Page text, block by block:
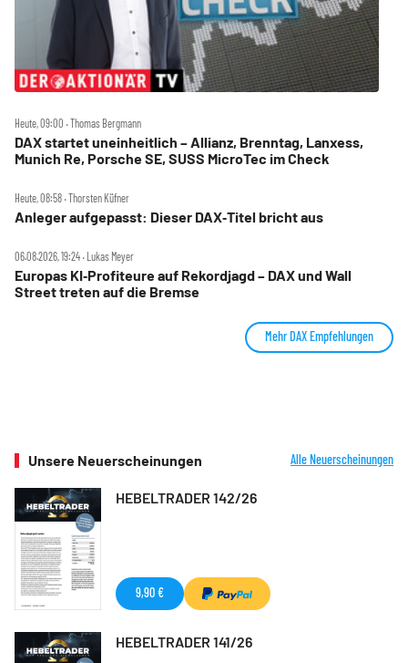
Heute, 09:00 ‧ Thomas Bergmann
DAX startet uneinheitlich – Allianz, Brenntag, Lanxess,
Munich Re, Porsche SE, SUSS MicroTec im Check
Heute, 08:58 ‧ Thorsten Küfner
Anleger aufgepasst: Dieser DAX‑Titel bricht aus
06.08.2026, 19:24 ‧ Lukas Meyer
Europas KI‑Profiteure auf Rekordjagd – DAX und Wall
Street treten auf die Bremse
Mehr DAX Empfehlungen
Unsere Neuerscheinungen Alle Neuerscheinungen
HEBELTRADER 142/26
9,90 €
HEBELTRADER 141/26